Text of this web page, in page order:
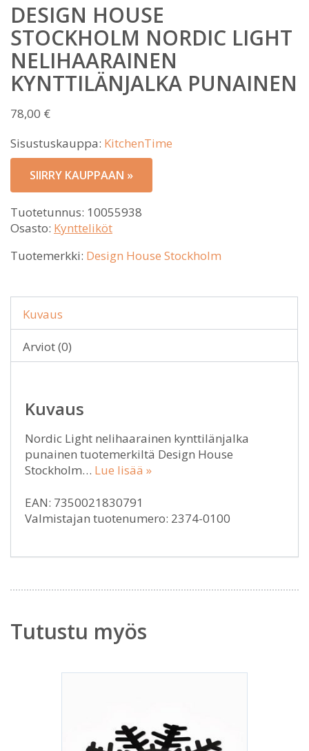
DESIGN HOUSE
STOCKHOLM NORDIC LIGHT
NELIHAARAINEN
KYNTTILÄNJALKA PUNAINEN
78,00 €
Sisustuskauppa: KitchenTime
SIIRRY KAUPPAAN »
Tuotetunnus: 10055938
Osasto: Kyntteliköt
Tuotemerkki: Design House Stockholm
Kuvaus
Arviot (0)
Kuvaus
Nordic Light nelihaarainen kynttilänjalka
punainen tuotemerkiltä Design House
Stockholm… Lue lisää »
EAN: 7350021830791
Valmistajan tuotenumero: 2374-0100
Tutustu myös